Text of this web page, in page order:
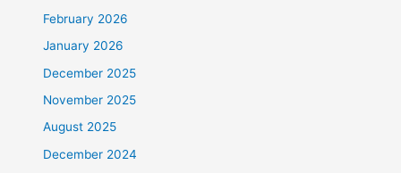
February 2026
January 2026
December 2025
November 2025
August 2025
December 2024